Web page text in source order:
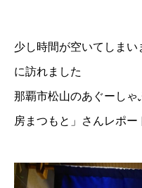
少し時間が空いてしまい
に訪れました
那覇市松山のあぐーし
房まつもと」さんレポー